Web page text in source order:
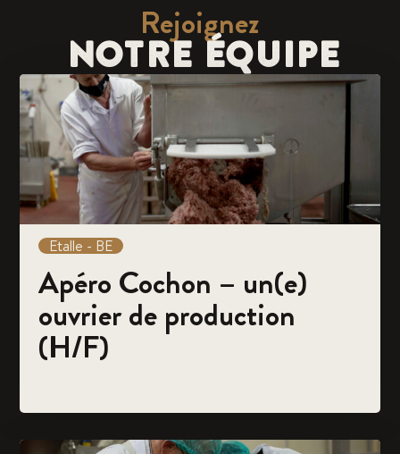
Rejoignez
NOTRE ÉQUIPE
Etalle - BE
Apéro Cochon – un(e)
ouvrier de production
(H/F)